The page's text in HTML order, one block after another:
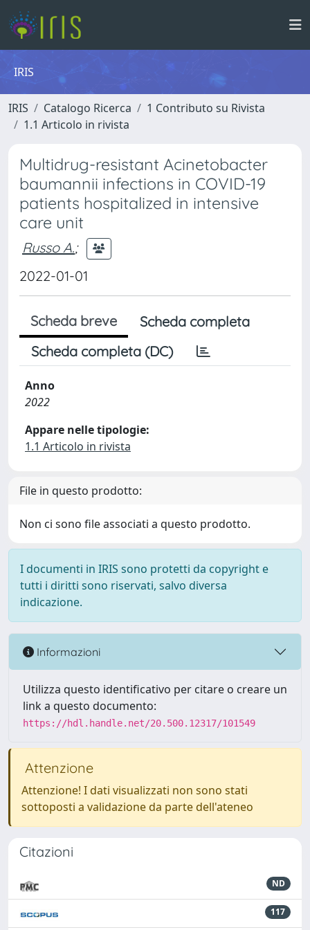
IRIS
IRIS Catalogo Ricerca
1 Contributo su Rivista
1.1 Articolo in rivista
Multidrug-resistant Acinetobacter
baumannii infections in COVID-19
patients hospitalized in intensive
care unit
Russo A.;
2022-01-01
Scheda breve
Scheda completa
Scheda completa (DC)
Anno
2022
Appare nelle tipologie:
1.1 Articolo in rivista
File in questo prodotto:
Non ci sono file associati a questo prodotto.
I documenti in IRIS sono protetti da copyright e
tutti i diritti sono riservati, salvo diversa
indicazione.
Informazioni
Utilizza questo identificativo per citare o creare un
link a questo documento:
https://hdl.handle.net/20.500.12317/101549
Attenzione
Attenzione! I dati visualizzati non sono stati
sottoposti a validazione da parte dell'ateneo
Citazioni
ND
117